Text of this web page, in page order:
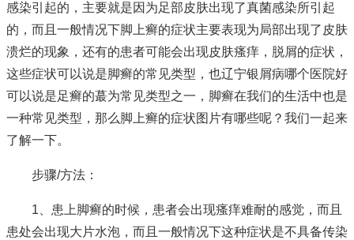
感染引起的，主要就是因为足部皮肤出现了真菌感染所引起
的，而且一般情况下脚上癣的症状主要表现为局部出现了皮肤
溃烂的现象，还有的患者可能会出现皮肤瘙痒，脱屑的症状，
这些症状可以说是脚癣的常见类型，也辽宁银屑病哪个医院好
可以说是足癣的蕞为常见类型之一，脚癣在我们的生活中也是
一种常见类型，那么脚上癣的症状图片有哪些呢？我们一起来
了解一下。
步骤/方法：
1、患上脚癣的时候，患者会出现瘙痒难耐的感觉，而且
患处会出现大片水泡，而且一般情况下这种症状是不具备传染